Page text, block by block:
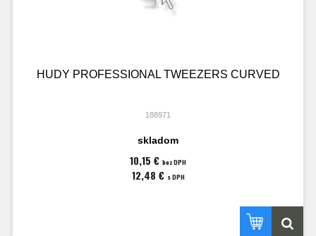
HUDY PROFESSIONAL TWEEZERS CURVED
188971
skladom
10,15 € bez DPH
12,48 € s DPH